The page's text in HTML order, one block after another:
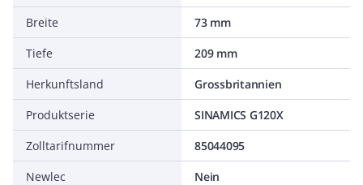
Breite
73 mm
Tiefe
209 mm
Herkunftsland
Grossbritannien
Produktserie
SINAMICS G120X
Zolltarifnummer
85044095
Newlec
Nein